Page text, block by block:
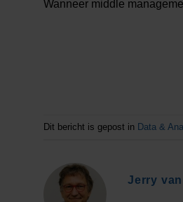
Wanneer middle
Dit bericht is gepost in Data &
Jerry